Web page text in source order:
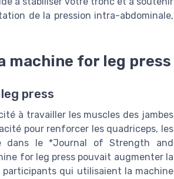
de la pression intra-abdominale,
machine for leg press
press
à travailler les muscles des jambes
pour renforcer les quadriceps, les
dans le *Journal of Strength and
for leg press pouvait augmenter la
participants qui utilisaient la machine